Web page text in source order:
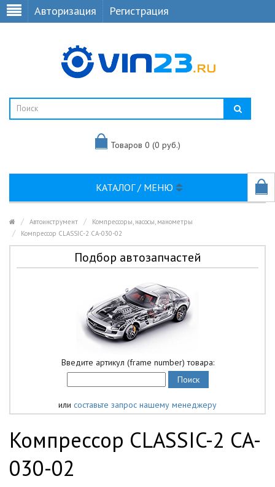
Авторизация Регистрация
Товаров 0 (0 руб.)
КАТАЛОГ / МЕНЮ
Автоинструмент
Компрессоры, насосы, манометры
Компрессор CLASSIC-2 CA-030-02
Подбор автозапчастей
Введите артикул (frame number) товара:
или составьте запрос нашему менеджеру
Компрессор CLASSIC-2 CA-
030-02